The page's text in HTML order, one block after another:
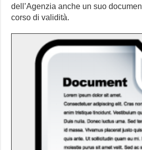
dell’Agenzia anche un suo
corso di validità.